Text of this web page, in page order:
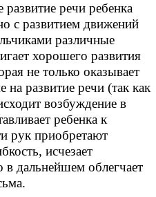
речи ребенка
с развитием движений
различные
хорошего развития
не только оказывает
на развитие речи (так как
возбуждение в
ребенка к
рук приобретают
исчезает
в дальнейшем облегчает